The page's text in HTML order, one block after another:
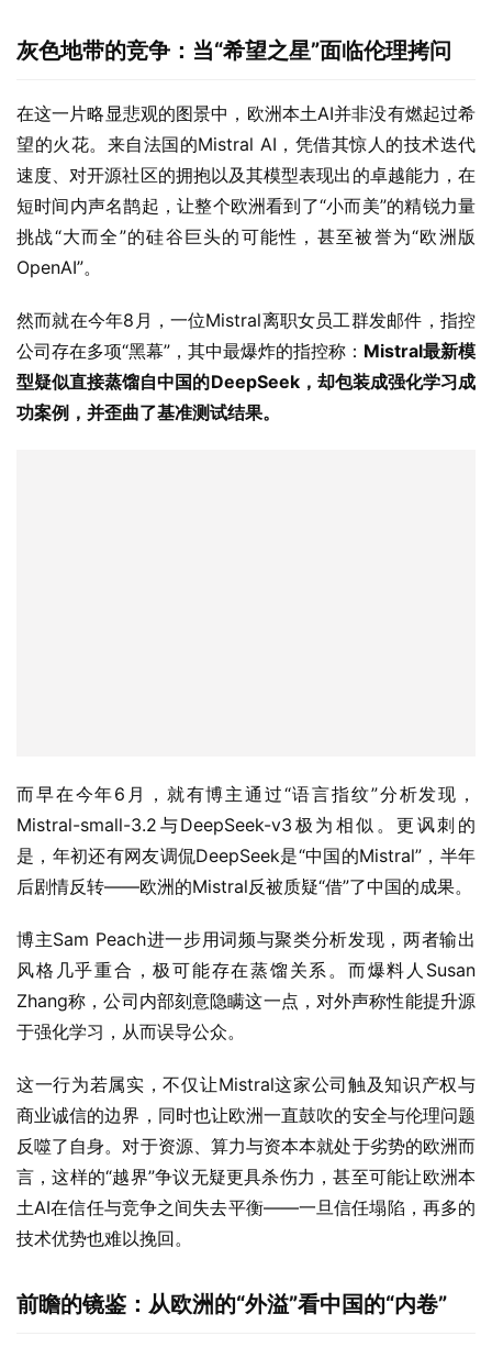
灰色地带的竞争：当“希望之星”面临伦理拷问
在这一片略显悲观的图景中，欧洲本土AI并非没有燃起过希
望的火花。来自法国的Mistral AI，凭借其惊人的技术迭代
速度、对开源社区的拥抱以及其模型表现出的卓越能力，在
短时间内声名鹊起，让整个欧洲看到了“小而美”的精锐力量
挑战“大而全”的硅谷巨头的可能性，甚至被誉为“欧洲版
OpenAI”。
然而就在今年8月，一位Mistral离职女员工群发邮件，指控
公司存在多项“黑幕”，其中最爆炸的指控称： Mistral最新模
型疑似直接蒸馏自中国的DeepSeek，却包装成强化学习成
功案例，并歪曲了基准测试结果。
而早在今年6月，就有博主通过“语言指纹”分析发现，
Mistral-small-3.2与DeepSeek-v3极为相似。更讽刺的
是，年初还有网友调侃DeepSeek是“中国的Mistral”，半年
后剧情反转——欧洲的Mistral反被质疑“借”了中国的成果。
博主Sam Peach进一步用词频与聚类分析发现，两者输出
风格几乎重合，极可能存在蒸馏关系。而爆料人Susan
Zhang称，公司内部刻意隐瞒这一点，对外声称性能提升源
于强化学习，从而误导公众。
这一行为若属实，不仅让Mistral这家公司触及知识产权与
商业诚信的边界，同时也让欧洲一直鼓吹的安全与伦理问题
反噬了自身。对于资源、算力与资本本就处于劣势的欧洲而
言，这样的“越界”争议无疑更具杀伤力，甚至可能让欧洲本
土AI在信任与竞争之间失去平衡——一旦信任塌陷，再多的
技术优势也难以挽回。
前瞻的镜鉴：从欧洲的“外溢”看中国的“内卷”